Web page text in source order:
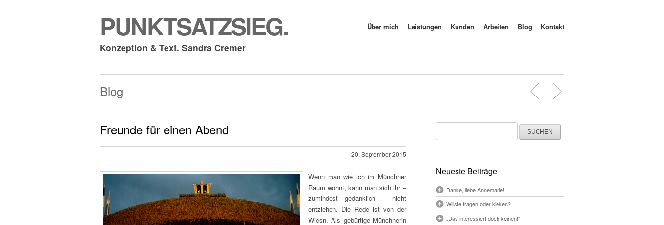
PUNKTSATZSIEG. Über mich Leistungen Kunden Arbeiten Blog Kontakt
Konzeption & Text. Sandra Cremer
Blog
Freunde für einen Abend
20. September 2015
Wenn man wie ich im Münchner
Raum wohnt, kann man sich ihr –
zumindest gedanklich – nicht
entziehen. Die Rede ist von der
Wiesn. Als gebürtige Münchnerin
Suchen
nach:
Neueste Beiträge
Danke, liebe Annemarie!
Willste fragen oder kieken?
„Das interessiert doch keinen!“